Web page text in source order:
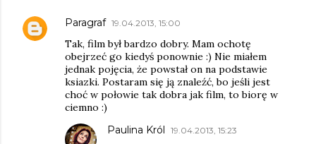
Paragraf 19.04.2013, 15:00
Tak, film był bardzo dobry. Mam ochotę
obejrzeć go kiedyś ponownie :) Nie miałem
jednak pojęcia, że powstał on na podstawie
ksiazki. Postaram się ją znaleźć, bo jeśli jest
choć w połowie tak dobra jak film, to biorę w
ciemno :)
Paulina Król 19.04.2013, 15:23